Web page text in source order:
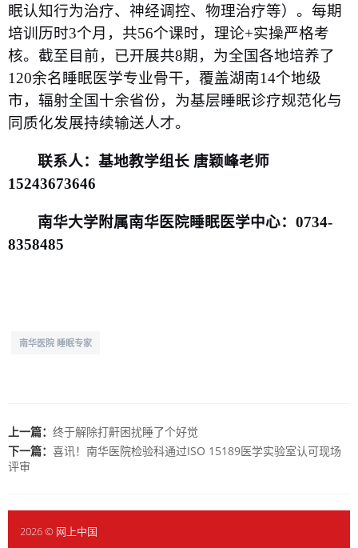
眠认知行为治疗、神经调控、物理治疗等）。每期
培训历时3个月，共56个课时，理论+实操严格考
核。截至目前，已开展共8期，为全国各地培养了
120余名睡眠医学专业骨干，覆盖湖南14个地级
市，辐射全国十余省份，为基层睡眠诊疗规范化与
同质化发展持续输送人才。
联系人：基地教学组长 唐颖峰老师
15243673646
南华大学附属南华医院睡眠医学中心：0734-
8358485
南华医院 睡眠专家
上一篇： 终于解除打鼾困扰睡了个好觉
下一篇： 喜讯！南华医院检验科通过ISO 15189医学实验室认可现场
评审
2026 © 网上中国